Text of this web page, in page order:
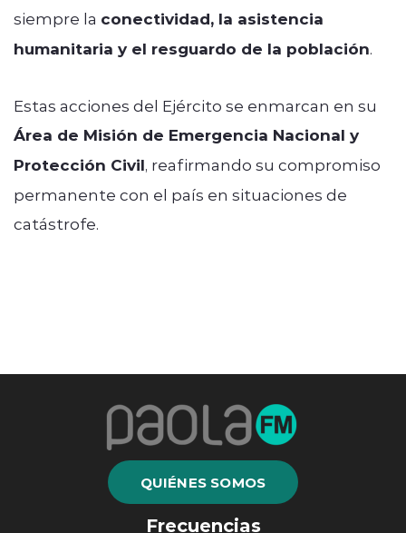
siempre la conectividad, la asistencia
humanitaria y el resguardo de la población.
Estas acciones del Ejército se enmarcan en su
Área de Misión de Emergencia Nacional y
Protección Civil, reafirmando su compromiso
permanente con el país en situaciones de
catástrofe.
QUIÉNES SOMOS
Frecuencias